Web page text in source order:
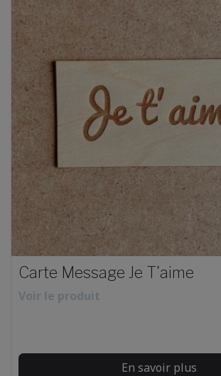
Carte Message Je T'aime
Voir le produit
En savoir plus